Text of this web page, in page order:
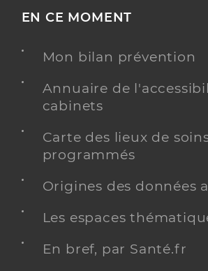
EN CE MOMENT
Mon bilan prévention
Annuaire de
cabinets
Carte des lieux de
programmés
Origines des données
Les espaces
En bref, par Santé.fr